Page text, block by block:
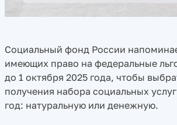
Социальный фонд России
имеющих право на федеральные
до 1 октября 2025 года, чтобы
получения набора социальных
год: натуральную или денежную.